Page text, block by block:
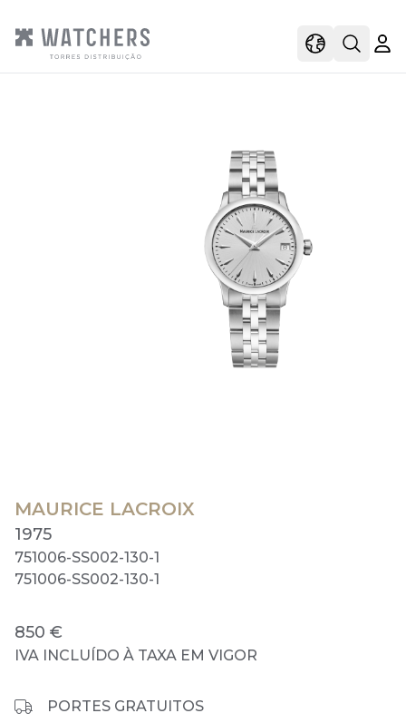
viewOpen
MAURICE LACROIX
1975
751006-SS002-130-1
751006-SS002-130-1
850 €
IVA INCLUÍDO À TAXA EM VIGOR
PORTES GRATUITOS